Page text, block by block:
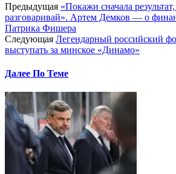
Предыдущая «Покажи сначала
разговаривай». Артем Демков — о
Патрика Фишера
Следующая Легендарный российский
выступать за минское «Динамо»
Далее По Теме